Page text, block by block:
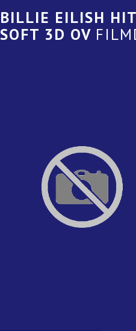
BILLIE EILISH
SOFT 3D OV